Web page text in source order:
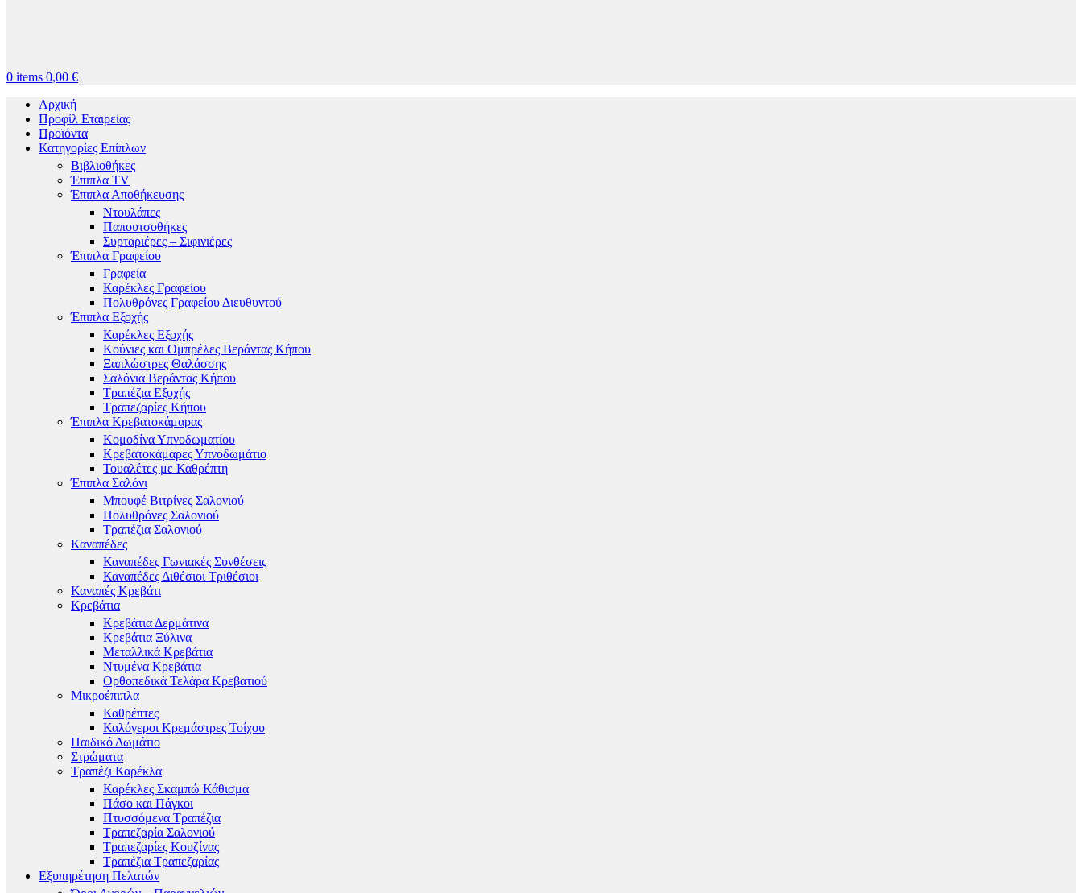
0 items 0,00 €
Αρχική
Προφίλ Εταιρείας
Προϊόντα
Κατηγορίες Επίπλων
Βιβλιοθήκες
Έπιπλα TV
Έπιπλα Αποθήκευσης
Ντουλάπες
Παπουτσοθήκες
Συρταριέρες – Σιφινιέρες
Έπιπλα Γραφείου
Γραφεία
Καρέκλες Γραφείου
Πολυθρόνες Γραφείου Διευθυντού
Έπιπλα Εξοχής
Καρέκλες Εξοχής
Κούνιες και Ομπρέλες Βεράντας Κήπου
Ξαπλώστρες Θαλάσσης
Σαλόνια Βεράντας Κήπου
Τραπέζια Εξοχής
Τραπεζαρίες Κήπου
Έπιπλα Κρεβατοκάμαρας
Κομοδίνα Υπνοδωματίου
Κρεβατοκάμαρες Υπνοδωμάτιο
Τουαλέτες με Καθρέπτη
Έπιπλα Σαλόνι
Μπουφέ Βιτρίνες Σαλονιού
Πολυθρόνες Σαλονιού
Τραπέζια Σαλονιού
Καναπέδες
Καναπέδες Γωνιακές Συνθέσεις
Καναπέδες Διθέσιοι Τριθέσιοι
Καναπές Κρεβάτι
Κρεβάτια
Κρεβάτια Δερμάτινα
Κρεβάτια Ξύλινα
Μεταλλικά Κρεβάτια
Ντυμένα Κρεβάτια
Ορθοπεδικά Τελάρα Κρεβατιού
Μικροέπιπλα
Καθρέπτες
Καλόγεροι Κρεμάστρες Τοίχου
Παιδικό Δωμάτιο
Στρώματα
Τραπέζι Καρέκλα
Καρέκλες Σκαμπώ Κάθισμα
Πάσο και Πάγκοι
Πτυσσόμενα Τραπέζια
Τραπεζαρία Σαλονιού
Τραπεζαρίες Κουζίνας
Τραπέζια Τραπεζαρίας
Εξυπηρέτηση Πελατών